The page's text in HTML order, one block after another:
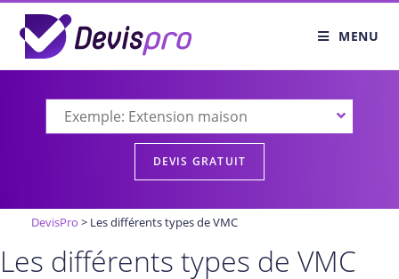
MENU
DevisPro > Les différents types de VMC
Les différents types de VMC